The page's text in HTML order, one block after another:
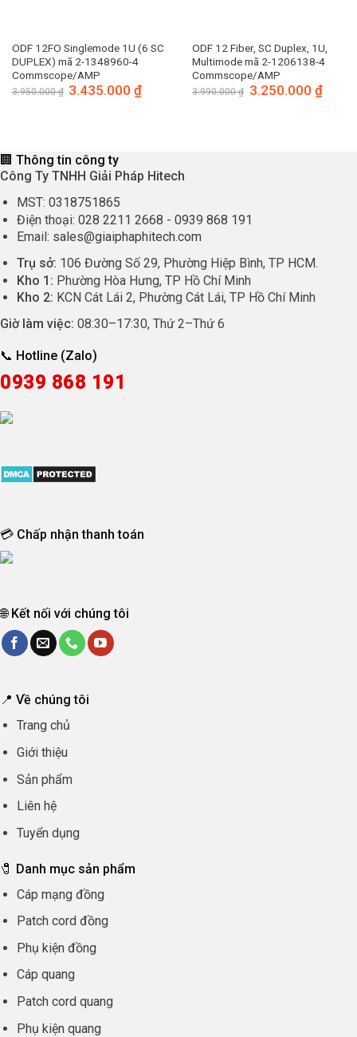
ODF 12FO Singlemode 1U (6 SC
DUPLEX) mã 2-1348960-4
Commscope/AMP
3.950.000₫ Giá
gốc
3.435.000₫
ODF 12 Fiber, SC Duplex, 1U,
Multimode mã 2-1206138-4
Commscope/AMP
3.990.000₫ Giá
gốc
3.250.000 ₫Giá
🏢 Thông tin công ty
Công Ty TNHH Giải Pháp Hitech
MST: 0318751865
Điện thoại: 028 2211 2668 - 0939 868 191
Email: sales@giaiphaphitech.com
Trụ sở: 106 Đường Số 29, Phường Hiệp Bình, TP HCM.
Kho 1: Phường Hòa Hưng, TP Hồ Chí Minh
Kho 2: KCN Cát Lái 2, Phường Cát Lái, TP Hồ Chí Minh
Giờ làm việc: 08:30–17:30, Thứ 2–Thứ 6
📞 Hotline (Zalo)
0939 868 191
💳 Chấp nhận thanh toán
🌐 Kết nối với chúng tôi
📍 Về chúng tôi
Trang chủ
Giới thiệu
Sản phẩm
Liên hệ
Tuyển dụng
🧷 Danh mục sản phẩm
Cáp mạng đồng
Patch cord đồng
Phụ kiện đồng
Cáp quang
Patch cord quang
Phụ kiện quang